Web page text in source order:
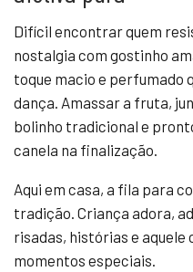
Difícil encontrar quem
nostalgia com gostinho
toque macio e perfumado
dança. Amassar a fruta,
bolinho tradicional e
canela na finalização.
Aqui em casa, a fila para
tradição. Criança adora,
risadas, histórias e
momentos especiais.